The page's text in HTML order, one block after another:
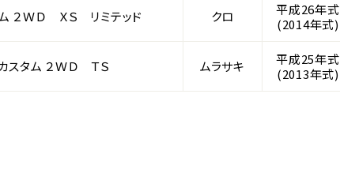
２ＷＤ ＸＳ リミテッド クロ
平成26年式
(2014年式)
スタム ２ＷＤ ＴＳ ムラサキ
平成25年式
(2013年式)